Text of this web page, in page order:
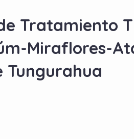
Tratamiento
Miraflores-
Tungurahua